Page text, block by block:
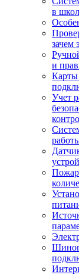
в
зачем
и
Карты
Учет